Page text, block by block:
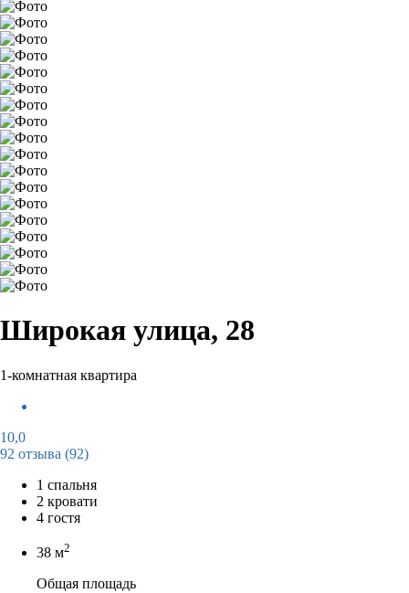
Широкая улица, 28
1-комнатная квартира
10,0
92 отзыва (92)
1 спальня
2 кровати
4 гостя
38 м2
Общая площадь